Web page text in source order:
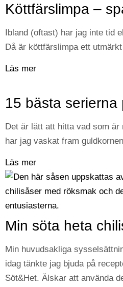
Köttfärslimpa –
Ibland (oftast) har jag inte tid
Då är köttfärslimpa ett
Läs mer
15 bästa serierna
Det är lätt att hitta vad som
har jag vaskat fram
Läs mer
Min söta heta
Min huvudsakliga
idag tänkte jag bjuda på
Söt&Het. Älskar att använda